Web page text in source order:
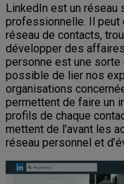
LinkedIn est un réseau
professionnelle. Il peut
réseau de contacts,
développer des
personne est une sorte
possible de lier nos
organisations
permettent de faire un
profils de chaque
mettent de l’avant les
réseau personnel et